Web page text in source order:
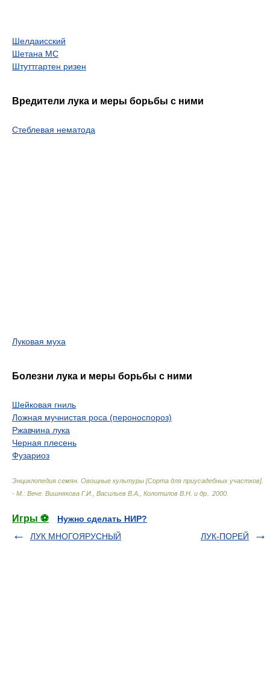
Шелдаисский
Шетана МС
Штуттгартен ризен
Вредители лука и меры борьбы с ними
Стеблевая нематода
Луковая муха
Болезни лука и меры борьбы с ними
Шейковая гниль
Ложная мучнистая роса (пероноспороз)
Ржавчина лука
Черная плесень
Фузариоз
Энциклопедия семян. Овощные культуры [Сорта для приусадебных участков].
- М.: Вече Вишнякова Г.И., Васильев В.А., Колотилов В.Н. и др. 2000
Игры ⚽
Нужно сделать НИР?
ЛУК МНОГОЯРУСНЫЙ
ЛУК-ПОРЕЙ